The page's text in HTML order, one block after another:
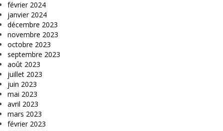
février 2024
janvier 2024
décembre 2023
novembre 2023
octobre 2023
septembre 2023
août 2023
juillet 2023
juin 2023
mai 2023
avril 2023
mars 2023
février 2023